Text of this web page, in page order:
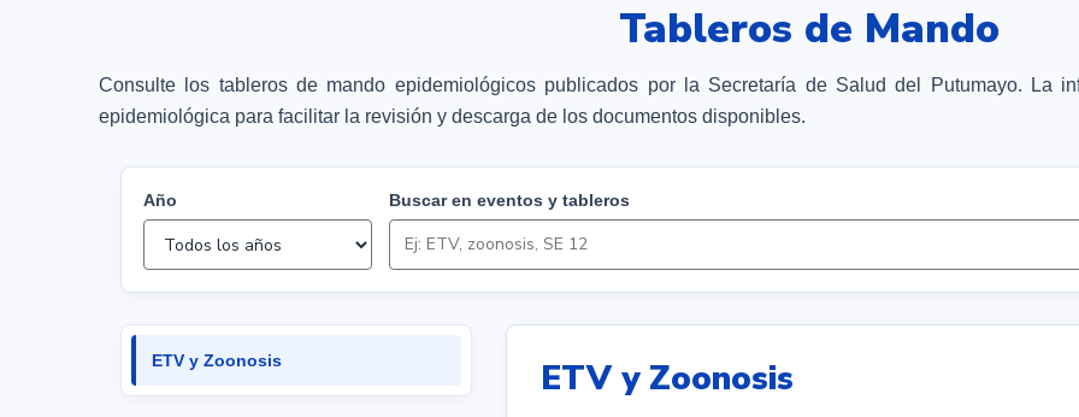
Tableros de Mando
Consulte los tableros de mando epidemiológicos publicados por la Secretaría de Salud del Putumayo. La
epidemiológica para facilitar la revisión y descarga de los documentos disponibles.
Año Buscar en eventos y tableros
ETV y Zoonosis ETV y Zoonosis